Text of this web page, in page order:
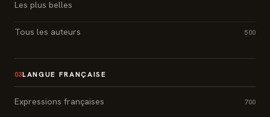
Les plus belles
Tous les auteurs 500
03LANGUE FRANÇAISE
Expressions françaises 700